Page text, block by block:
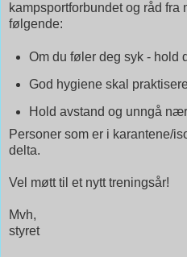
kampsportforbundet og råd fra
følgende:
Om du føler deg syk - hold
God hygiene skal
Hold avstand og unngå
Personer som er i karantene/
delta.
Vel møtt til et nytt treningsår!
Mvh,
styret